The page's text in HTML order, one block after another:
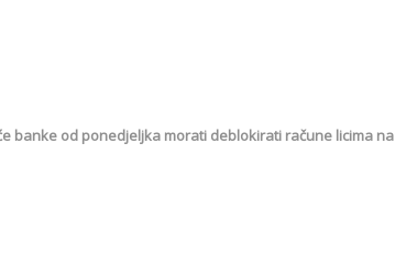
banke od ponedjeljka morati deblokirati račune licima na